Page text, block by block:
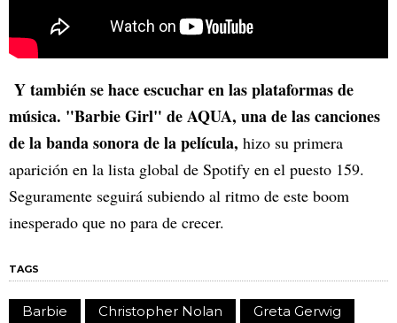
Y también se hace escuchar en las plataformas de
música. "Barbie Girl" de AQUA, una de las canciones
de la banda sonora de la película, hizo su primera
aparición en la lista global de Spotify en el puesto 159.
Seguramente seguirá subiendo al ritmo de este boom
inesperado que no para de crecer.
TAGS
Barbie Christopher Nolan
Greta Gerwig